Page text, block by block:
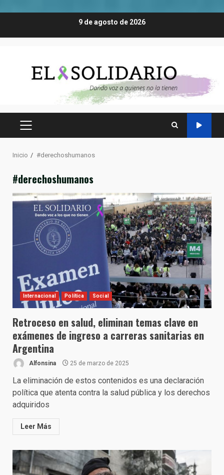
9 de agosto de 2026
MENÚ
Inicio #derechoshumanos
#derechoshumanos
Internacional Política Social
Retroceso en salud, eliminan temas clave en
exámenes de ingreso a carreras sanitarias en
Argentina
Alfonsina 25 de marzo de 2025
La eliminación de estos contenidos es una declaración
política que atenta contra la salud pública y los derechos
adquiridos
Leer Más